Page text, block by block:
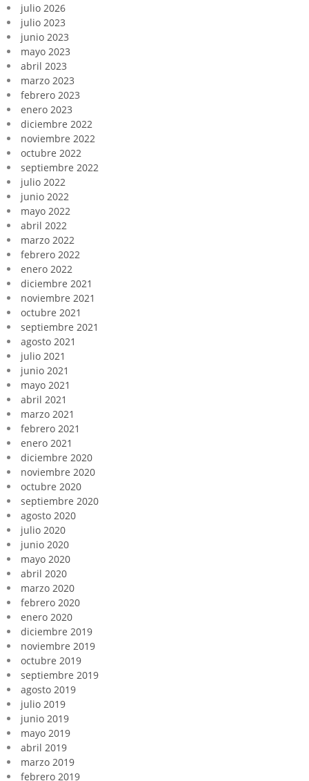
julio 2026
julio 2023
junio 2023
mayo 2023
abril 2023
marzo 2023
febrero 2023
enero 2023
diciembre 2022
noviembre 2022
octubre 2022
septiembre 2022
julio 2022
junio 2022
mayo 2022
abril 2022
marzo 2022
febrero 2022
enero 2022
diciembre 2021
noviembre 2021
octubre 2021
septiembre 2021
agosto 2021
julio 2021
junio 2021
mayo 2021
abril 2021
marzo 2021
febrero 2021
enero 2021
diciembre 2020
noviembre 2020
octubre 2020
septiembre 2020
agosto 2020
julio 2020
junio 2020
mayo 2020
abril 2020
marzo 2020
febrero 2020
enero 2020
diciembre 2019
noviembre 2019
octubre 2019
septiembre 2019
agosto 2019
julio 2019
junio 2019
mayo 2019
abril 2019
marzo 2019
febrero 2019